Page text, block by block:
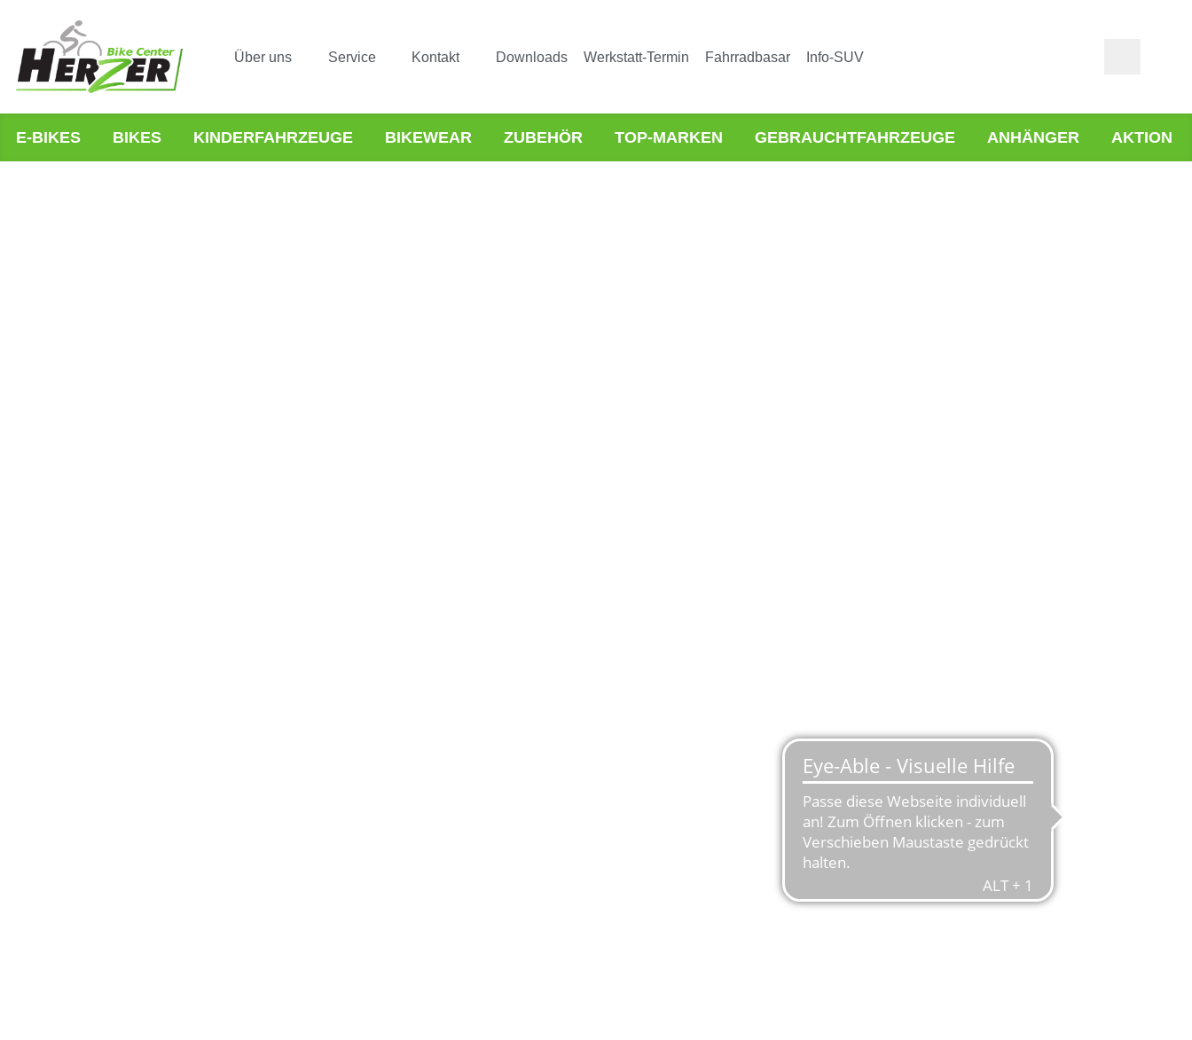
Über uns Service Kontakt Downloads Werkstatt-Termin Fahrradbasar Info-SUV
E-BIKES BIKES KINDERFAHRZEUGE BIKEWEAR ZUBEHÖR TOP-MARKEN GEBRAUCHTFAHRZEUGE ANHÄNGER AKTION